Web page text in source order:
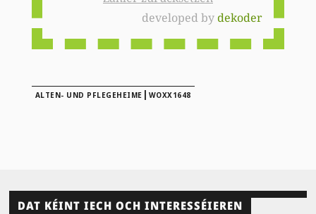
developed bydekoder
ALTEN- UND PFLEGEHEIME | WOXX1648
DAT KÉINT IECH OCH INTERESSÉIEREN